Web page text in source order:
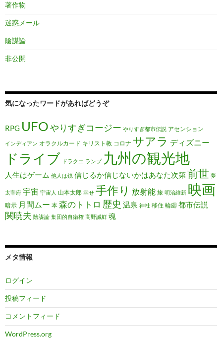
著作物
迷惑メール
陰謀論
非公開
気になったワードがあればどうぞ
RPG UFOやりすぎコージー やりすぎ都市伝説 アセンション
インディアン オラクルカード キリスト教 コロナ サアラ ディズニー
ドライブ ドラクエ ランプ 九州の観光地
人生はゲーム 他人は鏡 信じるか信じないかはあなた次第前世 夢
太宰府 宇宙 宇宙人 山本太郎 幸せ 手作り 放射能 旅 明治維新 映画
暗示 月間ムー 本 森のトトロ 歴史 温泉 神社 移住 輪廻 都市伝説
関暁夫 陰謀論 集団的自衛権 高野誠鮮 魂
メタ情報
ログイン
投稿フィード
コメントフィード
WordPress.org